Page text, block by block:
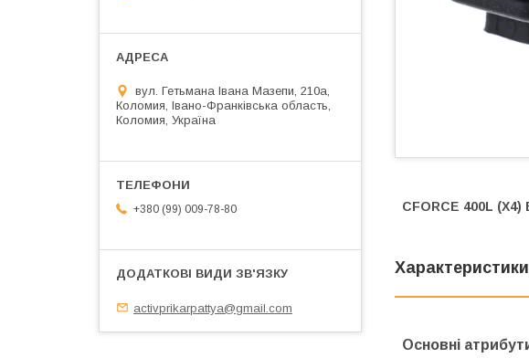
CFORCE 400L (X4)
Характеристики
Основні
вул. Гетьмана Івана Мазепи, 210а,
Коломия, Івано-Франківська область,
Коломия, Україна
+380 (99) 009-78-80
activprikarpattya@gmail.com